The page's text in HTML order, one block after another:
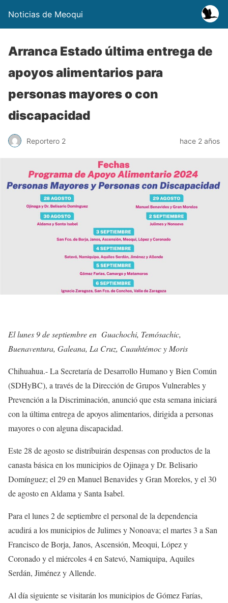
Noticias de Meoqui
Arranca Estado última entrega de
apoyos alimentarios para
personas mayores o con
discapacidad
Reportero 2 hace 2 años
El lunes 9 de septiembre en Guachochi, Temósachic,
Buenaventura, Galeana, La Cruz, Cuauhtémoc y Moris
Chihuahua.- La Secretaría de Desarrollo Humano y Bien Común
(SDHyBC), a través de la Dirección de Grupos Vulnerables y
Prevención a la Discriminación, anunció que esta semana iniciará
con la última entrega de apoyos alimentarios, dirigida a personas
mayores o con alguna discapacidad.
Este 28 de agosto se distribuirán despensas con productos de la
canasta básica en los municipios de Ojinaga y Dr. Belisario
Domínguez; el 29 en Manuel Benavides y Gran Morelos, y el 30
de agosto en Aldama y Santa Isabel.
Para el lunes 2 de septiembre el personal de la dependencia
acudirá a los municipios de Julimes y Nonoava; el martes 3 a San
Francisco de Borja, Janos, Ascensión, Meoqui, López y
Coronado y el miércoles 4 en Satevó, Namiquipa, Aquiles
Serdán, Jiménez y Allende.
Al día siguiente se visitarán los municipios de Gómez Farías,